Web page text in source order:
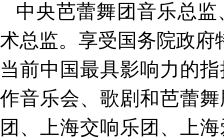
中央芭蕾舞团音乐总
术总监。享受国务院政府
当前中国最具影响力的
作音乐会、歌剧和芭蕾
团、上海交响乐团、上